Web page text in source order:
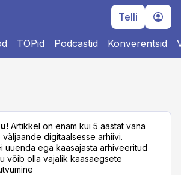
Telli
TOPid Podcastid Konverentsid
Artikkel on enam kui 5 aastat vana
digitaalsesse arhiivi.
uuenda ega kaasajasta arhiveeritud
võib olla vajalik kaasaegsete